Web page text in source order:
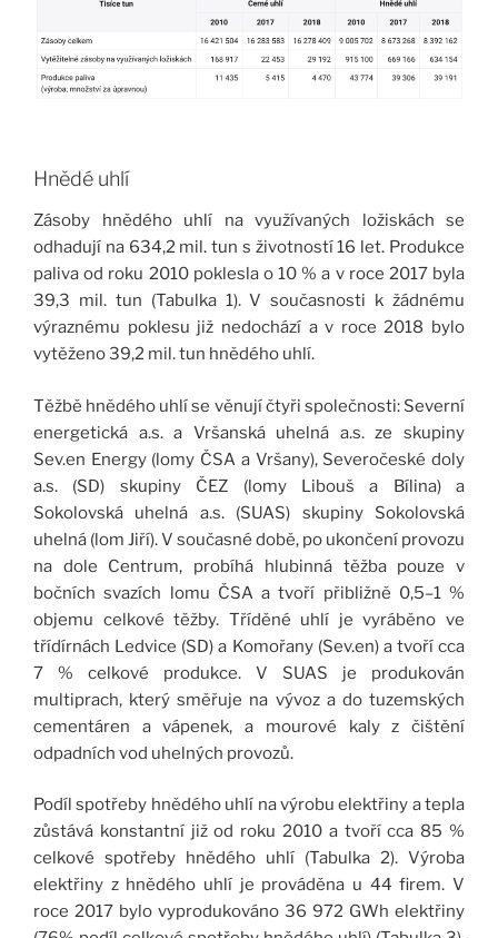
Hnědé uhlí
Zásoby hnědého uhlí na využívaných ložiskách se
odhadují na 634,2 mil. tun s životností 16 let. Produkce
paliva od roku 2010 poklesla o 10 % a v roce 2017 byla
39,3 mil. tun (Tabulka 1). V současnosti k žádnému
výraznému poklesu již nedochází a v roce 2018 bylo
vytěženo 39,2 mil. tun hnědého uhlí.
Těžbě hnědého uhlí se věnují čtyři společnosti: Severní
energetická a.s. a Vršanská uhelná a.s. ze skupiny
Sev.en Energy (lomy ČSA a Vršany), Severočeské doly
a.s. (SD) skupiny ČEZ (lomy Libouš a Bílina) a
Sokolovská uhelná a.s. (SUAS) skupiny Sokolovská
uhelná (lom Jiří). V současné době, po ukončení provozu
na dole Centrum, probíhá hlubinná těžba pouze v
bočních svazích lomu ČSA a tvoří přibližně 0,5–1 %
objemu celkové těžby. Tříděné uhlí je vyráběno ve
třídírnách Ledvice (SD) a Komořany (Sev.en) a tvoří cca
7 % celkové produkce. V SUAS je produkován
multiprach, který směřuje na vývoz a do tuzemských
cementáren a vápenek, a mourové kaly z čištění
odpadních vod uhelných provozů.
Podíl spotřeby hnědého uhlí na výrobu elektřiny a tepla
zůstává konstantní již od roku 2010 a tvoří cca 85 %
celkové spotřeby hnědého uhlí (Tabulka 2). Výroba
elektřiny z hnědého uhlí je prováděna u 44 firem. V
roce 2017 bylo vyprodukováno 36 972 GWh elektřiny